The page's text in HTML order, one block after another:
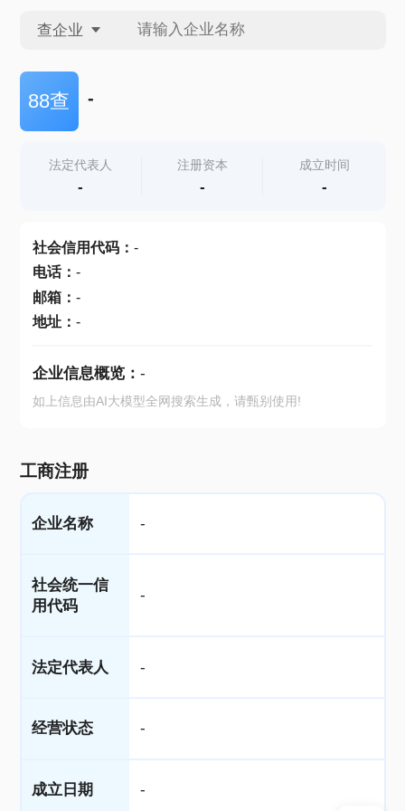
查企业
查企业
查产地
88查 -
法定代表人
-
注册资本
-
成立时间
-
社会信用代码： -
电话： -
邮箱： -
地址： -
企业信息概览： -
如上信息由AI大模型全网搜索生成，请甄别使用!
工商注册
企业名称 -
社会统一信
用代码
-
法定代表人 -
经营状态 -
成立日期 -